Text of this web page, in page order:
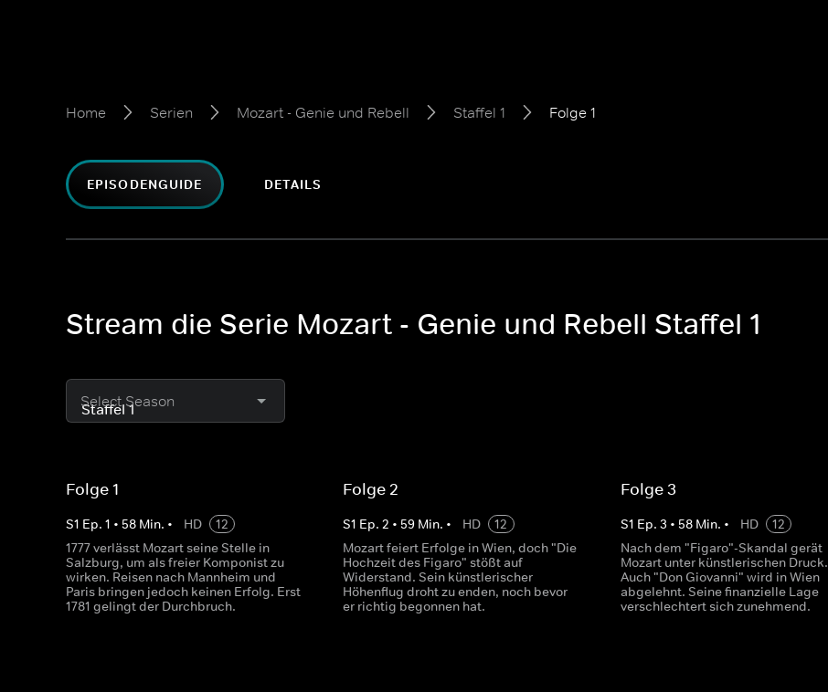
Home Serien Mozart - Genie und Rebell Staffel 1 Folge 1
EPISODENGUIDE DETAILS
Stream die Serie Mozart - Genie und Rebell Staffel 1
Select Season
Folge 1
S1 Ep. 1 • 58 Min. • HD
12
1777 verlässt Mozart seine Stelle in
Salzburg, um als freier Komponist zu
wirken. Reisen nach Mannheim und
Paris bringen jedoch keinen Erfolg. Erst
1781 gelingt der Durchbruch.
Folge 2
S1 Ep.2 • 59 Min. • HD
12
Mozart feiert Erfolge in Wien, doch "Die
Hochzeit des Figaro" stößt auf
Widerstand. Sein künstlerischer
Höhenflug droht zu enden, noch bevor
er richtig begonnen hat.
Folge 3
S1 Ep. 3 • 58Min. • HD
12
Nach dem "Figaro"-Skandal gerät
Mozart unter künstlerischen Druck.
Auch "Don Giovanni" wird in Wien
abgelehnt. Seine finanzielle Lage
verschlechtert sich zunehmend.